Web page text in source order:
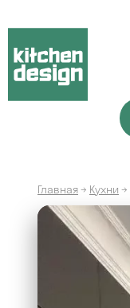
Главная→ Кухни →